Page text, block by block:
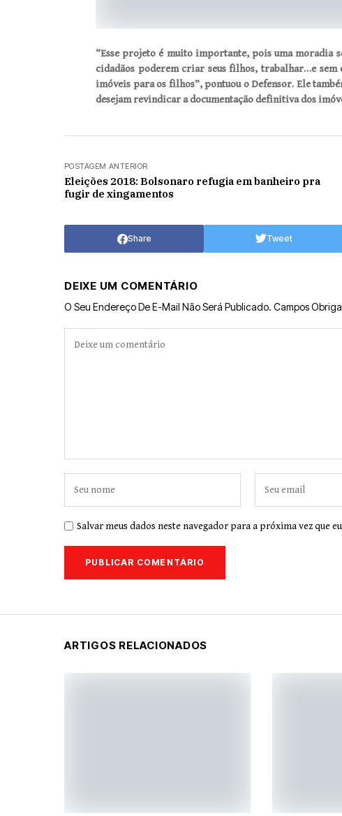
“Esse projeto é muito importante, pois uma moradia
cidadãos poderem criar seus filhos, trabalhar…e
imóveis para os filhos”, pontuou o Defensor. Ele
desejam revindicar a documentação definitiva dos
POSTAGEM ANTERIOR
Eleições 2018: Bolsonaro refugia em banheiro pra
fugir de xingamentos
Share Tweet
DEIXE UM COMENTÁRIO
O Seu Endereço De E-Mail Não Será Publicado. Campos
Salvar meus dados neste navegador para a próxima vez que
ARTIGOS RELACIONADOS